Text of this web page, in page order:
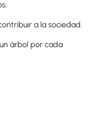
a la sociedad.
un árbol por cada